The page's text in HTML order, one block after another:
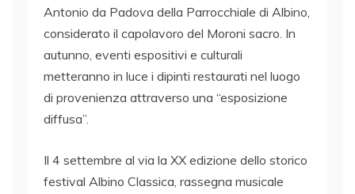
Antonio da Padova della Parrocchiale di Albino,
considerato il capolavoro del Moroni sacro. In
autunno, eventi espositivi e culturali
metteranno in luce i dipinti restaurati nel luogo
di provenienza attraverso una “esposizione
diffusa”.
Il 4 settembre al via la XX edizione dello storico
festival Albino Classica, rassegna musicale